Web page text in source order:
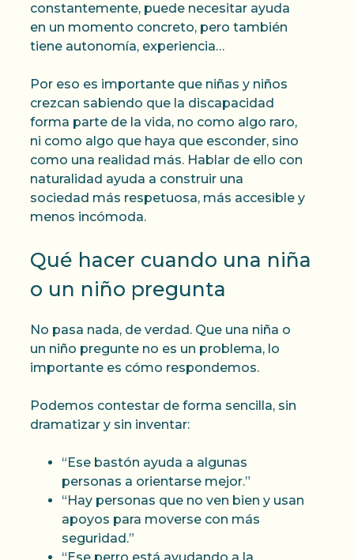
constantemente, puede necesitar ayuda
en un momento concreto, pero también
tiene autonomía, experiencia…
Por eso es importante que niñas y niños
crezcan sabiendo que la discapacidad
forma parte de la vida, no como algo raro,
ni como algo que haya que esconder, sino
como una realidad más. Hablar de ello con
naturalidad ayuda a construir una
sociedad más respetuosa, más accesible y
menos incómoda.
Qué hacer cuando una niña
o un niño pregunta
No pasa nada, de verdad. Que una niña o
un niño pregunte no es un problema, lo
importante es cómo respondemos.
Podemos contestar de forma sencilla, sin
dramatizar y sin inventar:
“Ese bastón ayuda a algunas
personas a orientarse mejor.”
“Hay personas que no ven bien y usan
apoyos para moverse con más
seguridad.”